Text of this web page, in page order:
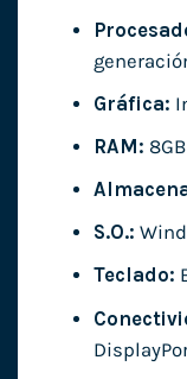
Gráfica:
RAM:
S.O.:
Teclado: